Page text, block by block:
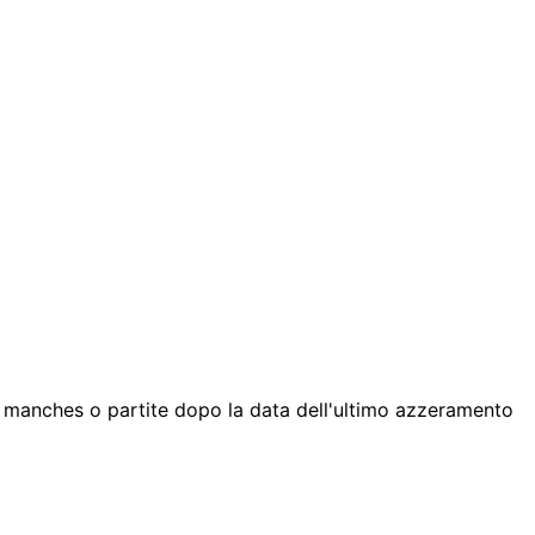
o partite dopo la data dell'ultimo azzeramento